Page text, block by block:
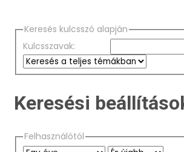
Keresés kulcsszó alapján
Kulcsszavak:
Keresési
Felhasználótól